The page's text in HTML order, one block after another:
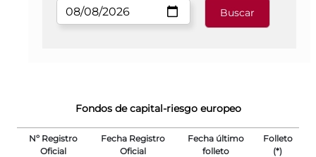
Fondos de capital-riesgo europeo
Nº Registro
Oficial
Fecha Registro
Oficial
Fecha último
folleto
Folleto
(*)